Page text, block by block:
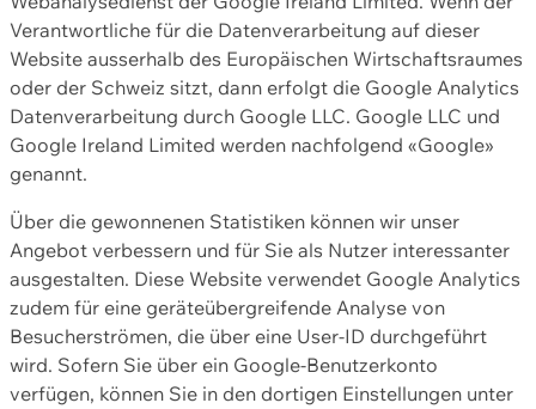
Verantwortliche für die Datenverarbeitung auf dieser
Website ausserhalb des Europäischen Wirtschaftsraumes
oder der Schweiz sitzt, dann erfolgt die Google Analytics
Datenverarbeitung durch Google LLC. Google LLC und
Google Ireland Limited werden nachfolgend «Google»
genannt.
Über die gewonnenen Statistiken können wir unser
Angebot verbessern und für Sie als Nutzer interessanter
ausgestalten. Diese Website verwendet Google Analytics
zudem für eine geräteübergreifende Analyse von
Besucherströmen, die über eine User-ID durchgeführt
wird. Sofern Sie über ein Google-Benutzerkonto
verfügen, können Sie in den dortigen Einstellungen unter